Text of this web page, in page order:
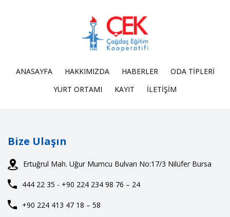
ANASAYFA HAKKIMIZDA HABERLER
ODA TİPLERİ
YURT ORTAMI
KAYIT İLETİŞİM
Bize Ulaşın
Ertuğrul Mah. Uğur Mumcu Bulvarı No:17/3 Nilüfer Bursa
444 22 35 - +90 224 234 98 76 – 24
+90 224 413 47 18 – 58